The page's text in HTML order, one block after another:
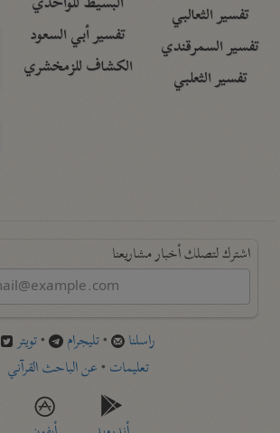
تفسير الثعالبي
تفسير السمرقندي
تفسير الثعلبي
البسيط للواحدي
تفسير أبي السعود
الكشاف للزمخشري
اشترك لتصلك أخبار مشاريعنا
راسلنا •تليجرام •تويتر
تعليمات •عن الباحث القرآني